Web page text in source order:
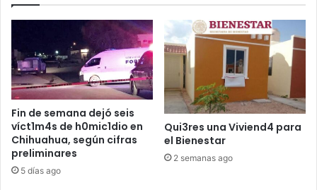
Fin de semana dejó seis
víct1m4s de h0mic1dio en
Chihuahua, según cifras
preliminares
5 días ago
Qui3res una Viviend4 para
el Bienestar
2 semanas ago